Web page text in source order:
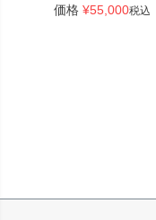
価格 ¥55,000税込